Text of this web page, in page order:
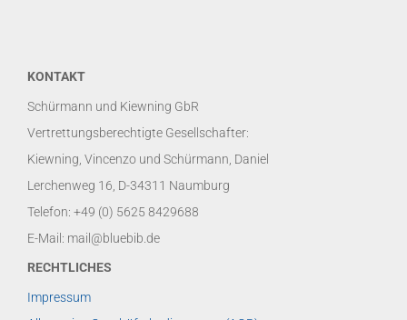
KONTAKT
Schürmann und Kiewning GbR
Vertrettungsberechtigte Gesellschafter:
Kiewning, Vincenzo und Schürmann, Daniel
Lerchenweg 16, D-34311 Naumburg
Telefon: +49 (0) 5625 8429688
E-Mail: mail@bluebib.de
RECHTLICHES
Impressum